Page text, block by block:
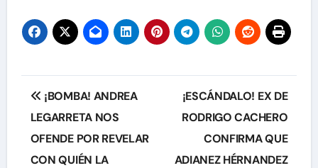
Navegación
de
entradas
¡BOMBA! ANDREA
LEGARRETA NOS
OFENDE POR REVELAR
CON QUIÉN LA
¡ESCÁNDALO! EX DE
RODRIGO CACHERO
CONFIRMA QUE
ADIANEZ HÉRNANDEZ